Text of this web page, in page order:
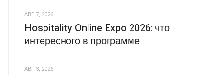
АВГ 7, 2026
Hospitality Online Expo 2026: что
интересного в программе
АВГ 3, 2026